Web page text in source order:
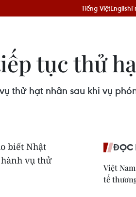
Tiếng ViệtEnglish
tục thử
thử hạt nhân sau khi vụ
biết Nhật
vụ thử
ĐỌC
Việt
tế